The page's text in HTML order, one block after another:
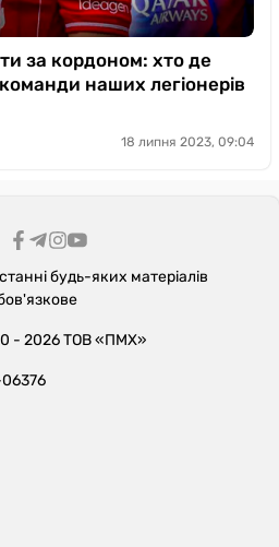
за кордоном: хто де
команди наших легіонерів
18 липня 2023, 09:04
будь-яких матеріалів
- 2026 ТОВ «ПМХ»
06376